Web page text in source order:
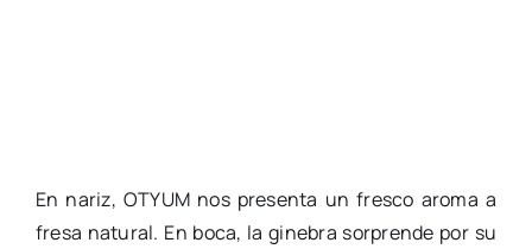
En nariz, OTYUM nos presenta un fresco aroma a
fresa natural. En boca, la ginebra sorprende por su